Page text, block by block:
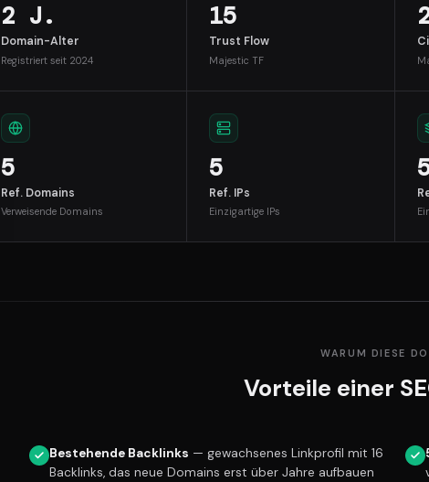
2 J.
Domain-Alter
Registriert seit 2024
15
Trust Flow
Majestic TF
5
Ref. Domains
Verweisende Domains
5
Ref. IPs
Einzigartige IPs
WARUM DIESE
Vorteile einer
Bestehende Backlinks — gewachsenes Linkprofil mit 16
Backlinks, das neue Domains erst über Jahre aufbauen